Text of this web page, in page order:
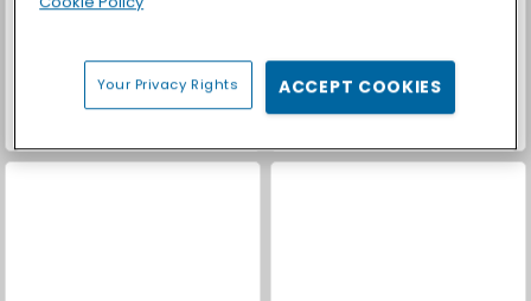
Your Privacy Rights ACCEPT COOKIES